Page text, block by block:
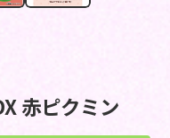
赤ピクミン